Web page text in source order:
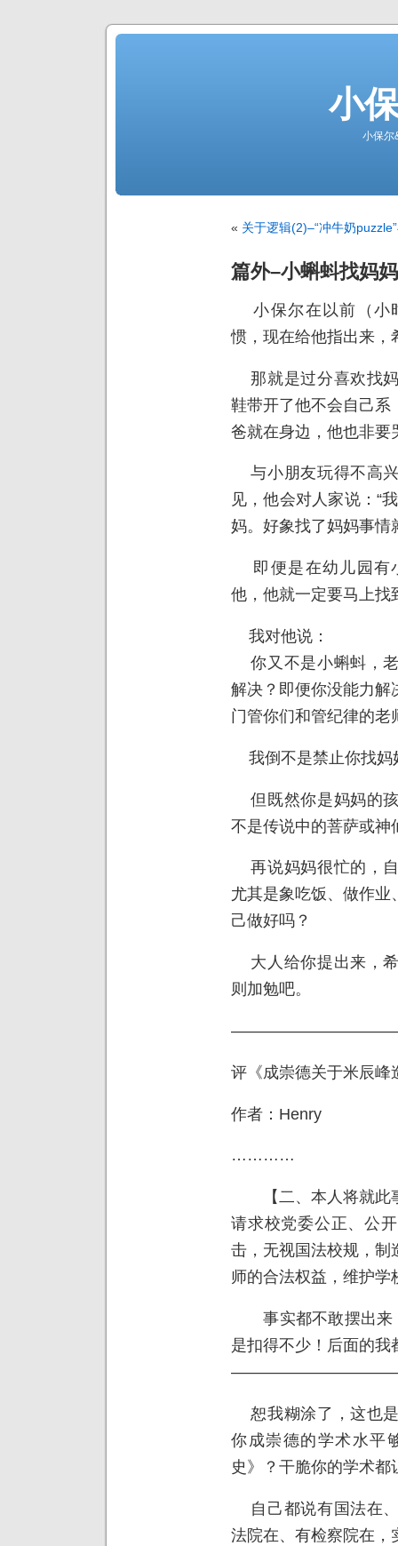
小
小保尔
« 关于逻辑(2)–“冲牛奶
篇外–小蝌蚪找妈
小保尔在以前（小
惯，现在给他指出来，
那就是过分喜欢找
鞋带开了他不会自己系
爸就在身边，他也非要
与小朋友玩得不高
见，他会对人家说：“
妈。好象找了妈妈事情
即便是在幼儿园有
他，他就一定要马上找
我对他说：
你又不是小蝌蚪，
解决？即便你没能力解
门管你们和管纪律的老
我倒不是禁止你找妈
但既然你是妈妈的
不是传说中的菩萨或神
再说妈妈很忙的，
尤其是象吃饭、做作
己做好吗？
大人给你提出来，
则加勉吧。
评《成崇德关于米辰峰
作者：Henry
…………
【二、本人将就此
请求校党委公正、公
击，无视国法校规，制
师的合法权益，维护学
事实都不敢摆出来
是扣得不少！后面的我
恕我糊涂了，这也
你成崇德的学术水平
史》？干脆你的学术
自己都说有国法在
法院在、有检察院在，